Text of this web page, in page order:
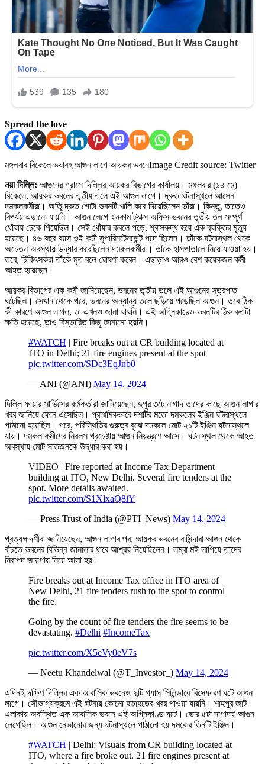
Spread the love
মঙ্গলবার বিকেলে ভয়াবহ আগুন লাগে আয়কর ভবনেImage Credit source: Twitter
নয়া দিল্লি: আগুনের গ্রাসে দিল্লির আয়কর বিভাগের কার্যালয়। মঙ্গলবার (১৪ মে)
বিকেলে, আয়কর ভবনের তৃতীয় তলে এই আগুন লাগে। দ্রুত ঘটনাস্থলে আসেন
দমকলকর্মীরা। অতিু দ্রুত গোটা ভবনটি খালি করে দিয়েছিলেন তাঁরা। কিন্তু, তাতেও
বিপর্যয় এড়ানো যায়নি। আগুন লেগে ইনকাম ট্যাক্স অফিস ভবনের তৃতীয় তল সম্পূর্ণ
ধোঁয়ায় ঢেকে গিয়েছিল। সেই ধোঁয়ার কবলে পড়ে, শ্বাসরুদ্ধ হয়ে এক ব্যক্তির মৃত্যু
হয়েছে। ৪৬ বছর বয়স ওই কর্মী সুপারিনটেনডেন্ট পদে ছিলেন। তাঁকে ঘটনাস্থল থেকে
অচেতন অবস্থায় উদ্ধার করেছিলেন দমকলকর্মীরা। তাঁকে হাসপাতালে নিয়ে যাওয়া হয়।
তবে, চিকিৎসকরা তাঁকে মৃত বলে ঘোষণা করেন। এছাড়াও আরও বেশ কয়েকজন কর্মী
আহত হয়েছেন।
আয়কর বিভাগের এক কর্মী জানিয়েছেন, ভবনের তৃতীয় তলে এই আগুনের সূত্রপাত
ঘটেছিল। সেখান থেকে পরে, ভবনের অন্যান্য তলে ছড়িয়ে পড়েছিল আগুন। তবে ঠিক
কী কারণে আগুন লাগল, তা এখনও জানা যায়নি। এই অগ্নিকাণ্ডে ভবনটির ঠিক কতটা
ক্ষতি হয়েছে, তাও বিস্তারিত কিছু জানানো হয়নি।
#WATCH | Fire breaks out at CR building located at
ITO in Delhi; 21 fire engines present at the spot
pic.twitter.com/SDc3EqJnb0
— ANI (@ANI) May 14, 2024
দিল্লি ফায়ার সার্ভিসের কর্মকর্তারা জানিয়েছেন, দুপুর ৩টে নাগাদ তাদের কাছে আগুন লাগার
খবর জানিয়ে ফোন এসেছিল। প্রাথমিকভাবে দশটির মতো দমকলের ইঞ্জিন ঘটনাস্থলে
পাঠানো হয়েছিল। পরে, পরিস্থিতির গুরুত্ব বুঝে দমকলে মোট ২১টি ইঞ্জিন ঘটনাস্থলে
যায়। দমকল কর্মীদের নিরলস প্রচেষ্টায় আগুন নিয়ন্ত্রণে আসে। ঘটনাস্থল থেকে আহত
অবস্থায় মোট সাতজনকে উদ্ধার করা হয়।
VIDEO | Fire reported at Income Tax Department
building at ITO, New Delhi. Several fire tenders at the
spot. More details awaited.
pic.twitter.com/S1XlxaQ8iY
— Press Trust of India (@PTI_News) May 14, 2024
প্রত্যক্ষদর্শীরা জানিয়েছেন, আগুন লাগার পর, আয়কর ভবনের বাসিন্দারা আগুন থেকে
বাঁচতে ভবনের বিভিন্ন জানালার ধারে আশ্রয় নিয়েছিলেন। লম্বা মই লাগিয়ে তাদের
নিরাপদ জায়গায় নিয়ে আসা হয়।
Fire breaks out at Income Tax office in ITO area of
New Delhi, 21 fire tenders rush to the spot to control
the fire.
Going by the count of fire tenders the fire seems to be
devastating. #Delhi #IncomeTax
pic.twitter.com/X5eVy0eV7s
— Neetu Khandelwal (@T_Investor_) May 14, 2024
এদিনই দক্ষিণ দিল্লির এক আবাসিক ভবনেও দুটি গ্যাস সিলিন্ডারে বিস্ফোরণ ঘটে আগুন
লাগে। সৌভাগ্যক্রমে এই ঘটনায় কোনো হতাহতের খবর পাওয়া যায়নি। শাহপুর জাট
এলাকায় অবস্থিত এক আবাসিক ভবনে এই অগ্নিকাণ্ড ঘটে। ভোর ৫টা নাগাদই আগুন
লেগেছিল। আগুন নেভানোর জন্য ঘটনাস্থলে পাঠানো হয় দমকের তিনটি ইঞ্জিন।
#WATCH | Delhi: Visuals from CR building located at
ITO, where a fire broke out. 21 fire engines present at